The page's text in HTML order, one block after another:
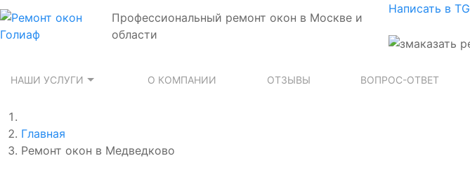
Профессиональный ремонт окон в Москве и
области
Написать в TG
НАШИ УСЛУГИ О КОМПАНИИ ОТЗЫВЫ ВОПРОС-ОТВЕТ
Главная
Ремонт окон в Медведково